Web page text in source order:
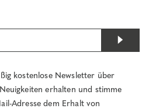
kostenlose Newsletter über
erhalten und stimme
Adresse dem Erhalt von